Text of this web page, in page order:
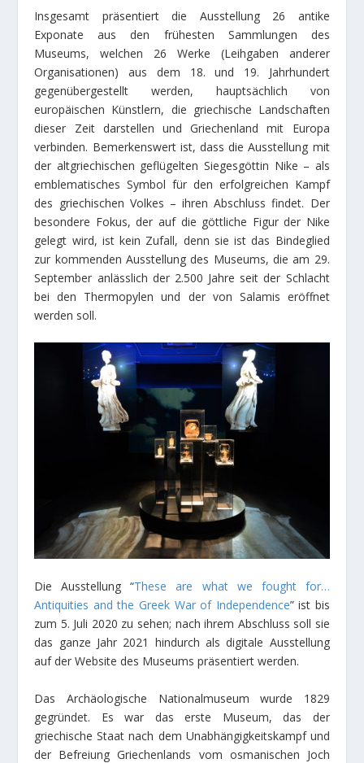
Insgesamt präsentiert die Ausstellung 26 antike
Exponate aus den frühesten Sammlungen des
Museums, welchen 26 Werke (Leihgaben anderer
Organisationen) aus dem 18. und 19. Jahrhundert
gegenübergestellt werden, hauptsächlich von
europäischen Künstlern, die griechische Landschaften
dieser Zeit darstellen und Griechenland mit Europa
verbinden. Bemerkenswert ist, dass die Ausstellung mit
der altgriechischen geflügelten Siegesgöttin Nike – als
emblematisches Symbol für den erfolgreichen Kampf
des griechischen Volkes – ihren Abschluss findet. Der
besondere Fokus, der auf die göttliche Figur der Nike
gelegt wird, ist kein Zufall, denn sie ist das Bindeglied
zur kommenden Ausstellung des Museums, die am 29.
September anlässlich der 2.500 Jahre seit der Schlacht
bei den Thermopylen und der von Salamis eröffnet
werden soll.
Die Ausstellung “These are what we fought for…
Antiquities and the Greek War of Independence” ist bis
zum 5. Juli 2020 zu sehen; nach ihrem Abschluss soll sie
das ganze Jahr 2021 hindurch als digitale Ausstellung
auf der Website des Museums präsentiert werden.
Das Archäologische Nationalmuseum wurde 1829
gegründet. Es war das erste Museum, das der
griechische Staat nach dem Unabhängigkeitskampf und
der Befreiung Griechenlands vom osmanischen Joch